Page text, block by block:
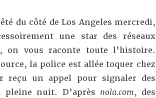
du côté de Los Angeles mercredi,
une star des réseaux
on vous raconte toute l’histoire.
la police est allée toquer chez
reçu un appel pour signaler des
nuit. D’après nola.com, des